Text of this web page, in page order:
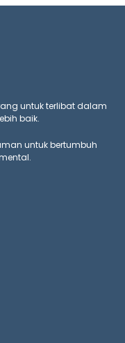
untuk terlibat dalam
baik.
untuk bertumbuh